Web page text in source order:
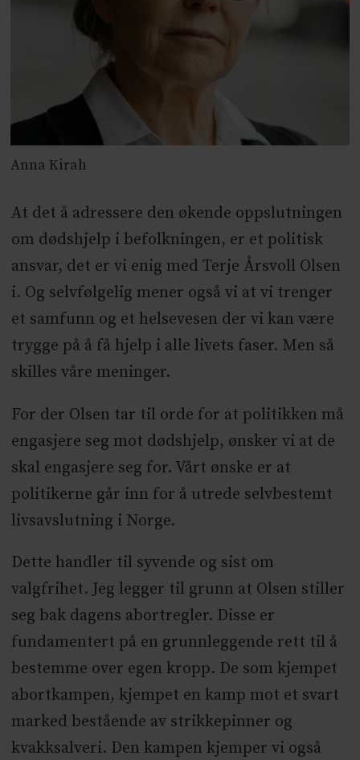
Anna Kirah
At det å adressere den økende oppslutningen
om dødshjelp i befolkningen, er et politisk
ansvar, det er vi enig med Terje Årsvoll Olsen
i. Og selvfølgelig mener også vi at vi trenger
et samfunn og et helsevesen der vi kan være
trygge på å få hjelp i alle livets faser. Men så
skilles våre meninger.
For der Olsen tar til orde for at politikken må
engasjere seg mot dødshjelp, ønsker vi at de
skal engasjere seg for. Vårt ønske er at
politikerne går inn for å utrede selvbestemt
livsavslutning i Norge.
Dette handler til syvende og sist om
valgfrihet. Jeg legger til grunn at Olsen stiller
seg bak dagens abortregler. Disse er
fundamentert på en grunnleggende rett til å
bestemme over egen kropp. De som kjempet
abortkampen, kjempet en kamp mot et svart
marked bestående av strikkepinner og
kvakksalveri. Den kampen kjemper vi også